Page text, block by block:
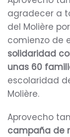
agradecer a
del Molière
comienzo de
solidaridad
unas 60
escolaridad
Molière.
Aprovecho
campaña de